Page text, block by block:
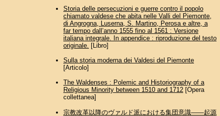
Storia delle persecuzioni e guerre contro il popolo
chiamato valdese che abita nelle Valli del Piemonte,
di Angrogna, Luserna, S. Martino, Perosa e altre, a
far tempo dall’anno 1555 fino al 1561 : Versione
italiana integrale. In appendice : riproduzione del testo
originale. [Libro]
Sulla storia moderna dei Valdesi del Piemonte
[Articolo]
The Waldenses : Polemic and Historiography of a
Religious Minority between 1510 and 1712[Opera
collettanea]
宗教改革以降のヴァルド派における集団意識――起源